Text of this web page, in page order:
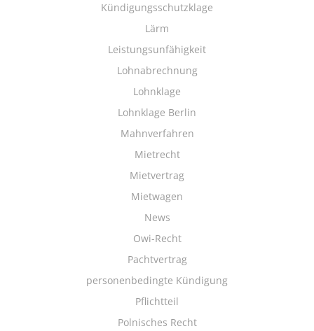
Kündigungsschutzklage
Lärm
Leistungsunfähigkeit
Lohnabrechnung
Lohnklage
Lohnklage Berlin
Mahnverfahren
Mietrecht
Mietvertrag
Mietwagen
News
Owi-Recht
Pachtvertrag
personenbedingte Kündigung
Pflichtteil
Polnisches Recht